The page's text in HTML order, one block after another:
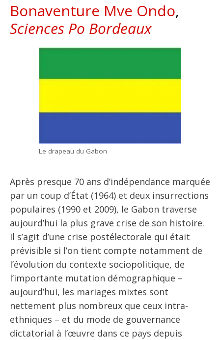
Bonaventure Mve Ondo,
Sciences Po Bordeaux
Le drapeau du Gabon
Après presque 70 ans d’indépendance marquée
par un coup d’État (1964) et deux insurrections
populaires (1990 et 2009), le Gabon traverse
aujourd’hui la plus grave crise de son histoire.
Il s’agit d’une crise postélectorale qui était
prévisible si l’on tient compte notamment de
l’évolution du contexte sociopolitique, de
l’importante mutation démographique –
aujourd’hui, les mariages mixtes sont
nettement plus nombreux que ceux intra-
ethniques – et du mode de gouvernance
dictatorial à l’œuvre dans ce pays depuis